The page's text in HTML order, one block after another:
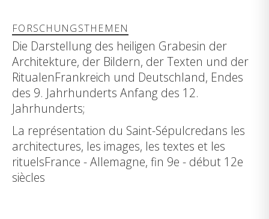
FORSCHUNGSTHEMEN
Die Darstellung des heiligen Grabesin der
Architekture, der Bildern, der Texten und der
RitualenFrankreich und Deutschland, Endes
des 9. Jahrhunderts Anfang des 12.
Jahrhunderts;
La représentation du Saint-Sépulcredans les
architectures, les images, les textes et les
rituelsFrance - Allemagne, fin 9e - début 12e
siècles